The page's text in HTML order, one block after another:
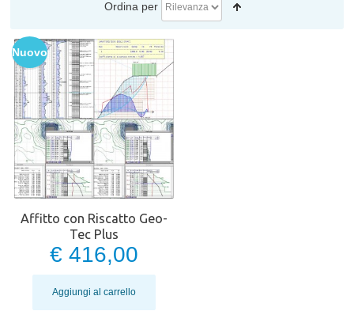
Ordina per
Nuovo
Affitto con Riscatto Geo-
Tec Plus
€ 416,00
Aggiungi al carrello